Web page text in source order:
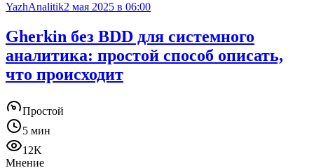
YazhAnalitik2 мая 2025 в 06:00
Gherkin без BDD для системного
аналитика: простой способ описать,
что происходит
Простой
5 мин
12K
Мнение